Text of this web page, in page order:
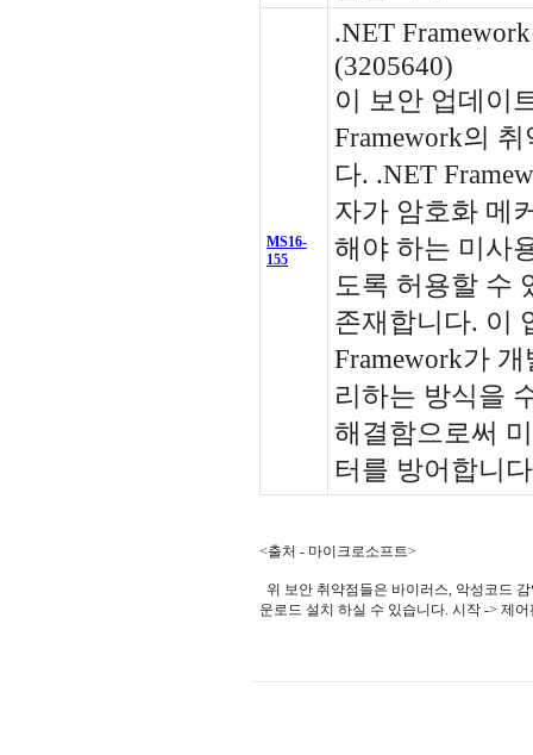
MS16-
155
.NET
(3205640)
이 보안 업데이
Framework의
다. .NET
자가 암호화 메
해야 하는 미사
도록 허용할 수
존재합니다. 이
Framework가
리하는 방식을
해결함으로써
터를 방어합니
<출처 - 마이크로소프트>
위 보안 취약점들은 바이러스, 악성코드
운로드 설치 하실 수 있습니다. 시작 -> 제